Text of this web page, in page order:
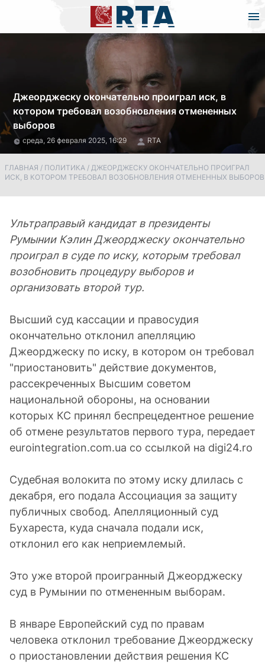
Джеорджеску окончательно проиграл иск, в
котором требовал возобновления отмененных
выборов
среда, 26 февраля 2025, 16:29 RTA
ГЛАВНАЯ / ПОЛИТИКА / ДЖЕОРДЖЕСКУ ОКОНЧАТЕЛЬНО ПРОИГРАЛ
ИСК, В КОТОРОМ ТРЕБОВАЛ ВОЗОБНОВЛЕНИЯ ОТМЕНЕННЫХ ВЫБОРОВ
Ультраправый кандидат в президенты
Румынии Кэлин Джеорджеску окончательно
проиграл в суде по иску, которым требовал
возобновить процедуру выборов и
организовать второй тур.
Высший суд кассации и правосудия
окончательно отклонил апелляцию
Джеорджеску по иску, в котором он требовал
"приостановить" действие документов,
рассекреченных Высшим советом
национальной обороны, на основании
которых КС принял беспрецедентное решение
об отмене результатов первого тура, передает
eurointegration.com.ua со ссылкой на digi24.ro
Судебная волокита по этому иску длилась с
декабря, его подала Ассоциация за защиту
публичных свобод. Апелляционный суд
Бухареста, куда сначала подали иск,
отклонил его как неприемлемый.
Это уже второй проигранный Джеорджеску
суд в Румынии по отмененным выборам.
В январе Европейский суд по правам
человека отклонил требование Джеорджеску
о приостановлении действия решения КС